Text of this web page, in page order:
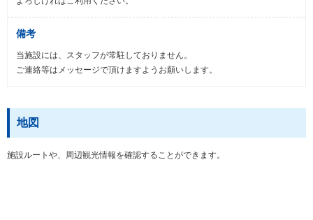
備考
当施設には、スタッフが常駐しておりません。
ご連絡等はメッセージで頂けますようお願いします。
地図
施設ルートや、周辺観光情報を確認することができます。